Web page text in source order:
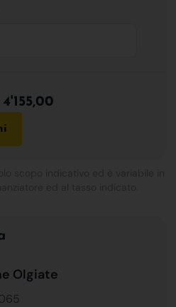
Olgiate